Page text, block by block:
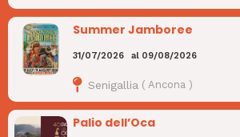
Summer Jamboree
31/07/2026 al 09/08/2026
Senigallia ( Ancona )
Palio dell’Oca